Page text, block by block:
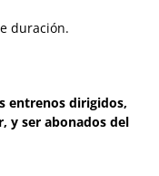
duración.
entrenos dirigidos,
y ser abonados del